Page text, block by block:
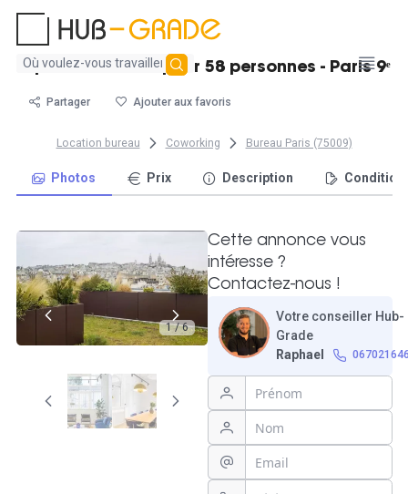
Aucun
trouvé
Espace lumineux pour 58 personnes - Paris 9ᵉ
Partager Ajouter aux favoris
Location bureau Coworking Bureau Paris (75009)
Photos Prix Description
1 / 6
Cette annonce vous
intéresse ?
Contactez-nous !
Votre conseiller Hub-
Grade
Raphael